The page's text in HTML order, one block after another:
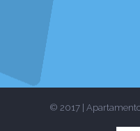
© 2017 |